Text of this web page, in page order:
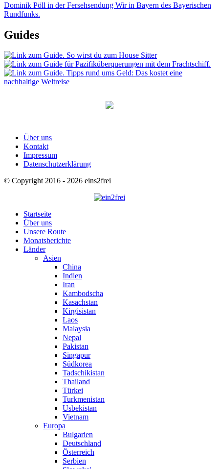
Guides
Über uns
Kontakt
Impressum
Datenschutzerklärung
© Copyright 2016 - 2026 eins2frei
Startseite
Über uns
Unsere Route
Monatsberichte
Länder
Asien
China
Indien
Iran
Kambodscha
Kasachstan
Kirgisistan
Laos
Malaysia
Nepal
Pakistan
Singapur
Südkorea
Tadschikistan
Thailand
Türkei
Turkmenistan
Usbekistan
Vietnam
Europa
Bulgarien
Deutschland
Österreich
Serbien